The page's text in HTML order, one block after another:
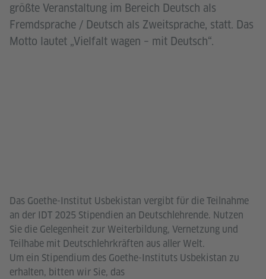
größte Veranstaltung im Bereich Deutsch als
Fremdsprache / Deutsch als Zweitsprache, statt. Das
Motto lautet „Vielfalt wagen – mit Deutsch“.
Das Goethe-Institut Usbekistan vergibt für die Teilnahme
an der IDT 2025 Stipendien an Deutschlehrende. Nutzen
Sie die Gelegenheit zur Weiterbildung, Vernetzung und
Teilhabe mit Deutschlehrkräften aus aller Welt.
Um ein Stipendium des Goethe-Instituts Usbekistan zu
erhalten, bitten wir Sie, das